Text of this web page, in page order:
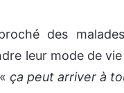
des
leur mode de
ça peut arriver à